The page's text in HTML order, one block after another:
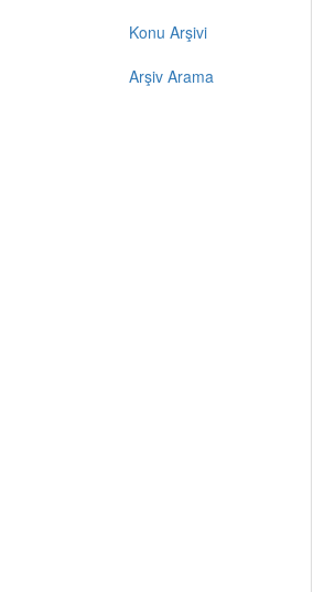
Konu Arşivi
Arşiv Arama